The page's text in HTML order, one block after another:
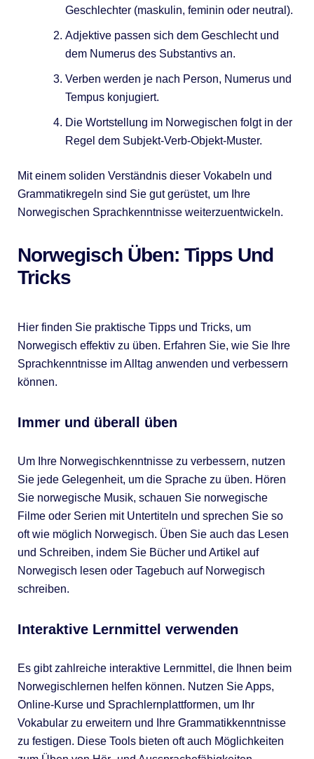
Geschlechter (maskulin, feminin oder neutral).
Adjektive passen sich dem Geschlecht und
dem Numerus des Substantivs an.
Verben werden je nach Person, Numerus und
Tempus konjugiert.
Die Wortstellung im Norwegischen folgt in der
Regel dem Subjekt-Verb-Objekt-Muster.
Mit einem soliden Verständnis dieser Vokabeln und
Grammatikregeln sind Sie gut gerüstet, um Ihre
Norwegischen Sprachkenntnisse weiterzuentwickeln.
Norwegisch Üben: Tipps Und
Tricks
Hier finden Sie praktische Tipps und Tricks, um
Norwegisch effektiv zu üben. Erfahren Sie, wie Sie Ihre
Sprachkenntnisse im Alltag anwenden und verbessern
können.
Immer und überall üben
Um Ihre Norwegischkenntnisse zu verbessern, nutzen
Sie jede Gelegenheit, um die Sprache zu üben. Hören
Sie norwegische Musik, schauen Sie norwegische
Filme oder Serien mit Untertiteln und sprechen Sie so
oft wie möglich Norwegisch. Üben Sie auch das Lesen
und Schreiben, indem Sie Bücher und Artikel auf
Norwegisch lesen oder Tagebuch auf Norwegisch
schreiben.
Interaktive Lernmittel verwenden
Es gibt zahlreiche interaktive Lernmittel, die Ihnen beim
Norwegischlernen helfen können. Nutzen Sie Apps,
Online-Kurse und Sprachlernplattformen, um Ihr
Vokabular zu erweitern und Ihre Grammatikkenntnisse
zu festigen. Diese Tools bieten oft auch Möglichkeiten